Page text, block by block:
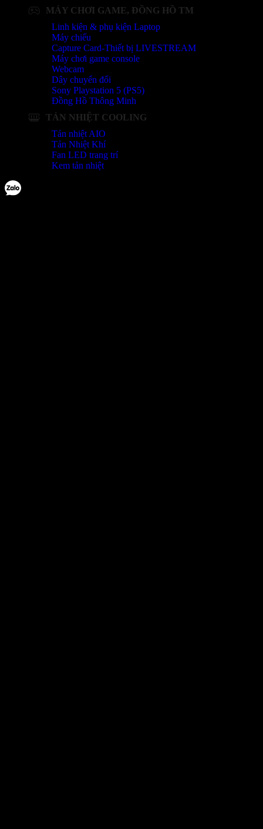
MÁY CHƠI GAME, ĐỒNG HỒ TM
Linh kiện & phụ kiện Laptop
Máy chiếu
Capture Card-Thiết bị LIVESTREAM
Máy chơi game console
Webcam
Dây chuyển đổi
Sony Playstation 5 (PS5)
Đồng Hồ Thông Minh
TẢN NHIỆT COOLING
Tản nhiệt AIO
Tản Nhiệt Khí
Fan LED trang trí
Kem tản nhiệt